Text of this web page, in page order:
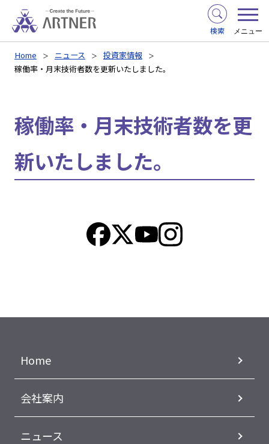
検索 メニュー
Home ニュース
投資家情報
稼働率・月末技術者数を更新いたしました。
稼働率・月末技術者数を更
新いたしました。
Home
会社案内
ニュース